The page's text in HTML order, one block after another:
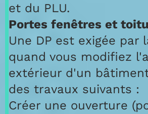
et du PLU.
Portes fenêtres et
Une DP est exigée par
quand vous modifiez
extérieur d'un
des travaux suivants :
Créer une ouverture